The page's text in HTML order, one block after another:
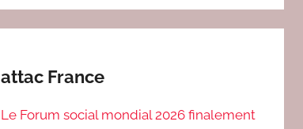
attac France
Le Forum social mondial 2026 finalement